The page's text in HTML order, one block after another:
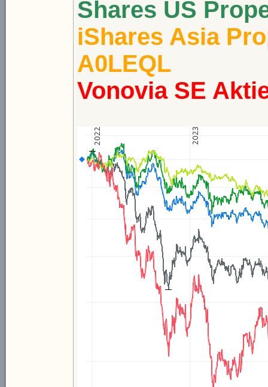
Shares US
iShares Asia
A0LEQL
Vonovia SE